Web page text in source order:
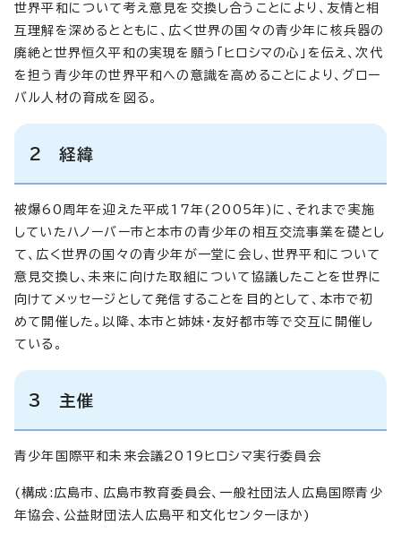
世界平和について考え意見を交換し合うことにより、友情と相
互理解を深めるとともに、広く世界の国々の青少年に核兵器の
廃絶と世界恒久平和の実現を願う「ヒロシマの心」を伝え、次代
を担う青少年の世界平和への意識を高めることにより、グロー
バル人材の育成を図る。
2 経緯
被爆60周年を迎えた平成17年(2005年)に、それまで実施
していたハノーバー市と本市の青少年の相互交流事業を礎とし
て、広く世界の国々の青少年が一堂に会し、世界平和について
意見交換し、未来に向けた取組について協議したことを世界に
向けてメッセージとして発信することを目的として、本市で初
めて開催した。以降、本市と姉妹・友好都市等で交互に開催し
ている。
3 主催
青少年国際平和未来会議2019ヒロシマ実行委員会
(構成:広島市、広島市教育委員会、一般社団法人広島国際青少
年協会、公益財団法人広島平和文化センターほか)